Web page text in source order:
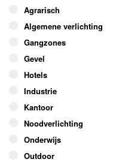
optie
kan
gekozen
worden
op
productpagina
Agrarisch
Algemene verlichting
Gangzones
Gevel
Hotels
Industrie
Kantoor
Noodverlichting
Onderwijs
Outdoor